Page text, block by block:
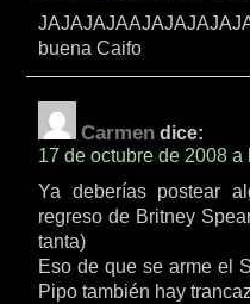
buena Caifo
Carmen dice:
17 de octubre de 2008 a
Ya deberías postear
regreso de Britney
tanta)
Eso de que se arme el
Pipo también hay